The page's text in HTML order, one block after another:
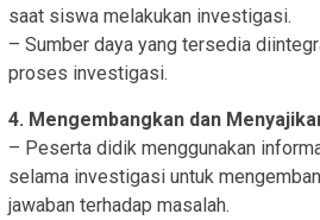
saat siswa melakukan investigasi.
– Sumber daya yang tersedia
proses investigasi.
4. Mengembangkan dan
– Peserta didik menggunakan
selama investigasi untuk
jawaban terhadap masalah.